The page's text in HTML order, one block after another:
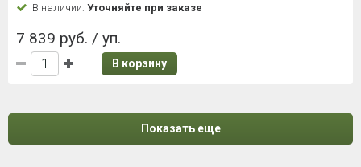
В наличии: Уточняйте при заказе
7 839 руб. / уп.
В корзину
Показать еще